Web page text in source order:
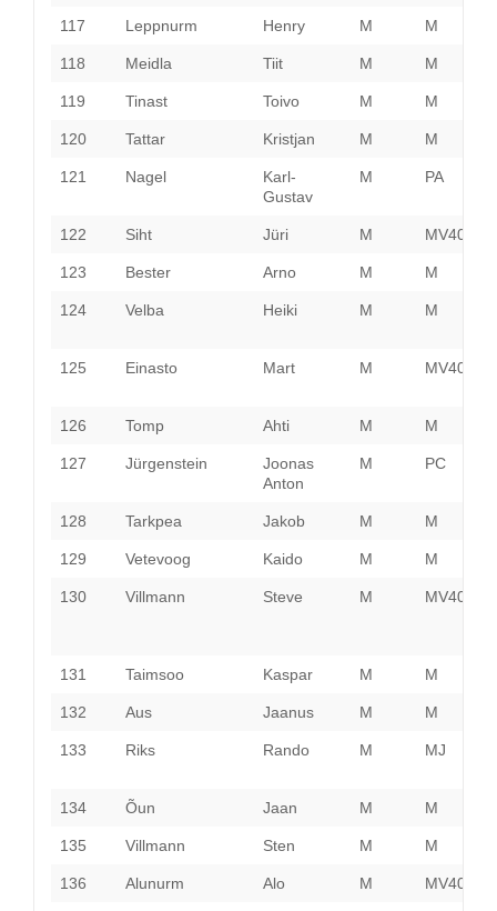
117 Leppnurm Henry M M
118 Meidla Tiit M M
119 Tinast Toivo M M
120 Tattar Kristjan M M
121 Nagel
Karl-
Gustav
M PA
122 Siht Jüri M MV40
123 Bester Arno M M
124 Velba Heiki M M
125 Einasto Mart M MV40
126 Tomp Ahti M M
127 Jürgenstein
Joonas
Anton
M PC
128 Tarkpea Jakob M M
129 Vetevoog Kaido M M
130 Villmann Steve M MV40
131 Taimsoo Kaspar M M
132 Aus Jaanus M M
133 Riks Rando M MJ
134 Õun Jaan M M
135 Villmann Sten M M
136 Alunurm Alo M MV40